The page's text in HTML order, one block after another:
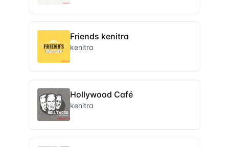
Friends kenitra
kenitra
Hollywood Café
kenitra